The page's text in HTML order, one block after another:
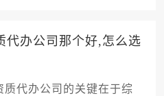
代办公司那个好,怎么选
代办公司的关键在于综